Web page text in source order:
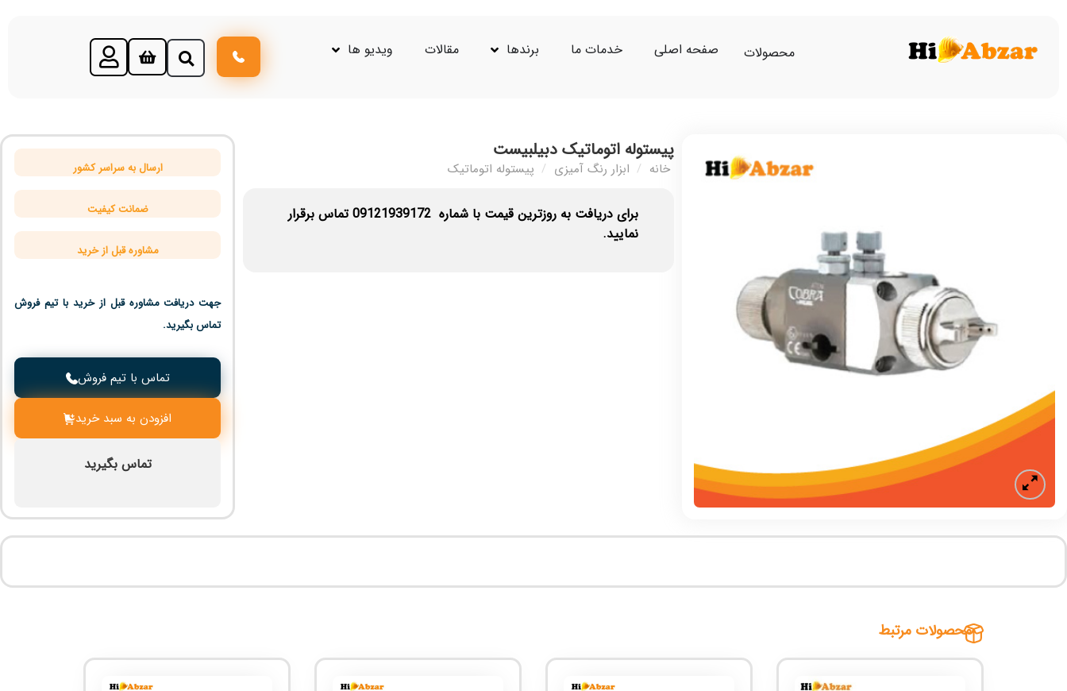
محصولات صفحه اصلی خدمات ما برندها مقالات ویدیو ها
پیستوله اتوماتیک دبیلبیست
خانه / ابزار رنگ آمیزی / پیستوله اتوماتیک
برای دریافت به روزترین قیمت با شماره09121939172تماس برقرار
نمایید.
ارسال به سراسر کشور
ضمانت کیفیت
مشاوره قبل از خرید
جهت دریافت مشاوره قبل از خرید با تیم فروش
تماس بگیرید.
تماس با تیم فروش
افزودن به سبد خرید
تماس بگیرید
محصولات مرتبط